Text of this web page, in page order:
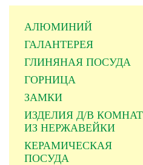
АЛЮМИНИЙ
ГАЛАНТЕРЕЯ
ГЛИНЯНАЯ ПОСУДА
ГОРНИЦА
ЗАМКИ
ИЗДЕЛИЯ Д/В
ИЗ НЕРЖАВЕЙКИ
КЕРАМИЧЕСКАЯ
ПОСУДА